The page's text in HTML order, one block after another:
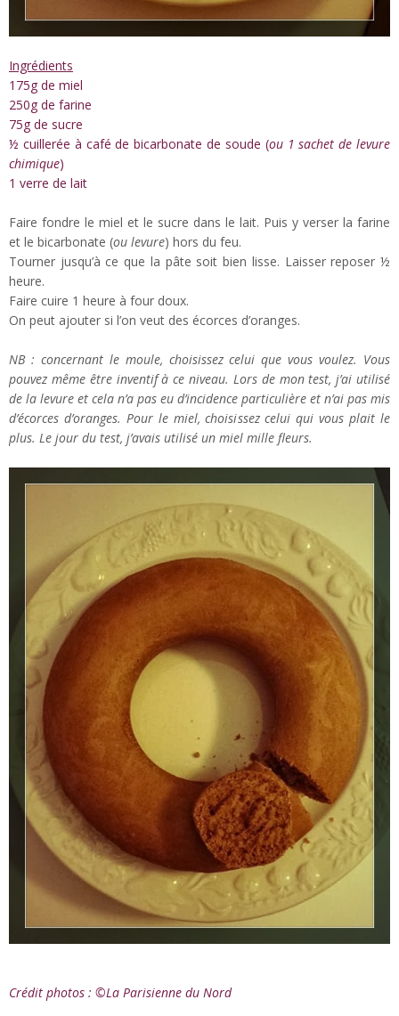
Ingrédients
175g de miel
250g de farine
75g de sucre
½ cuillerée à café de bicarbonate de soude (ou 1 sachet de levure
chimique)
1 verre de lait
Faire fondre le miel et le sucre dans le lait. Puis y verser la farine
et le bicarbonate (ou levure) hors du feu.
Tourner jusqu’à ce que la pâte soit bien lisse. Laisser reposer ½
heure.
Faire cuire 1 heure à four doux.
On peut ajouter si l’on veut des écorces d’oranges.
NB : concernant le moule, choisissez celui que vous voulez. Vous
pouvez même être inventif à ce niveau. Lors de mon test, j’ai utilisé
de la levure et cela n’a pas eu d’incidence particulière et n’ai pas mis
d’écorces d’oranges. Pour le miel, choisissez celui qui vous plait le
plus. Le jour du test, j’avais utilisé un miel mille fleurs.
Crédit photos : ©La Parisienne du Nord